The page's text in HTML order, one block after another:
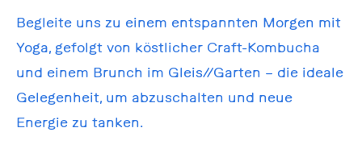
Begleite uns zu einem entspannten Morgen mit
Yoga, gefolgt von köstlicher Craft-Kombucha
und einem Brunch im Gleis//Garten – die ideale
Gelegenheit, um abzuschalten und neue
Energie zu tanken.